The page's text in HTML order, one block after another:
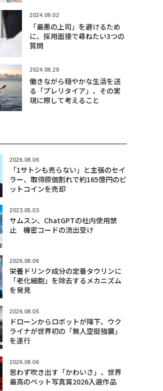
2024.09.02
「最悪の上司」を避けるため
に、採用面接で尋ねたい3つの
質問
2024.08.29
働きながら穏やかな生活を送
る「プレリタイア」、その実
現に際して考えること
2026.08.06
「1サトシも売らない」と主張のセイ
ラー、取得原価割れで約165億円のビ
ットコインを売却
2023.05.03
サムスン、ChatGPTの社内使用禁
止 機密コードの流出受け
2026.08.06
栄養ドリンク成分の定番タウリンに
「老化細胞」を除去するメカニズム
を発見
2026.08.05
ドローンからロボットが降下、ウク
ライナが世界初の「無人空挺強襲」
を遂行
2026.08.06
思わず吹き出す「かわいさ」、世界
最高のペット写真賞2026入選作品